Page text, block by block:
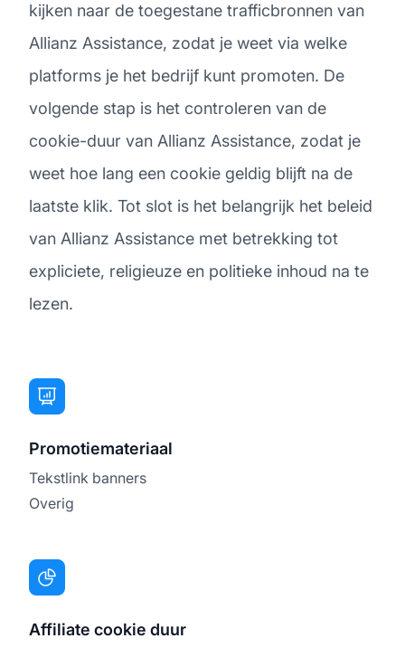
kijken naar de toegestane trafficbronnen van
Allianz Assistance, zodat je weet via welke
platforms je het bedrijf kunt promoten. De
volgende stap is het controleren van de
cookie-duur van Allianz Assistance, zodat je
weet hoe lang een cookie geldig blijft na de
laatste klik. Tot slot is het belangrijk het beleid
van Allianz Assistance met betrekking tot
expliciete, religieuze en politieke inhoud na te
lezen.
Promotiemateriaal
Tekstlink banners
Overig
Affiliate cookie duur